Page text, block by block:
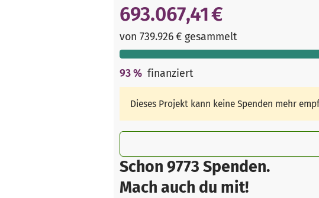
Schon 9773 Spenden.
Mach auch du mit!
693.067,41 €
von 739.926 € gesammelt
93% finanziert
Dieses Projekt kann keine Spenden mehr